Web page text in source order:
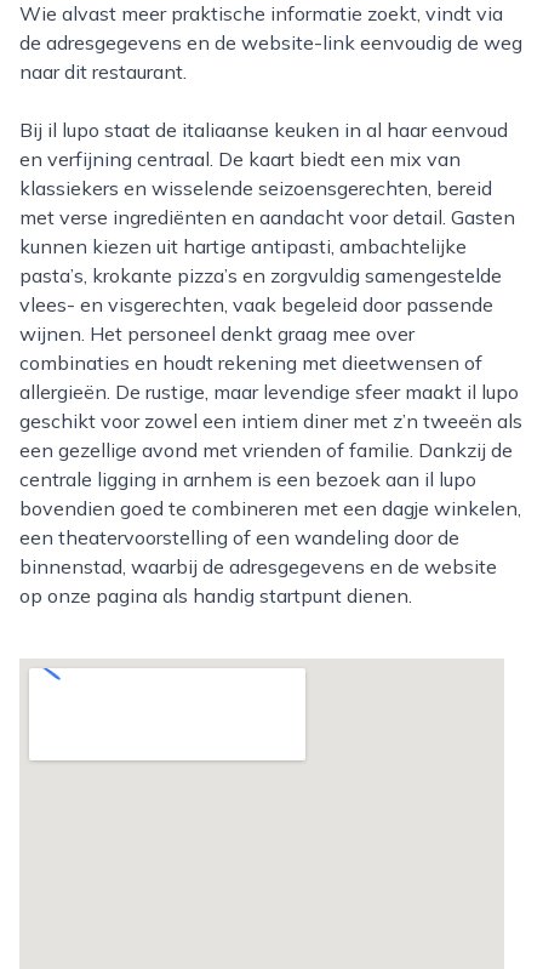
Wie alvast meer praktische informatie zoekt, vindt via
de adresgegevens en de website-link eenvoudig de weg
naar dit restaurant.
Bij il lupo staat de italiaanse keuken in al haar eenvoud
en verfijning centraal. De kaart biedt een mix van
klassiekers en wisselende seizoensgerechten, bereid
met verse ingrediënten en aandacht voor detail. Gasten
kunnen kiezen uit hartige antipasti, ambachtelijke
pasta’s, krokante pizza’s en zorgvuldig samengestelde
vlees- en visgerechten, vaak begeleid door passende
wijnen. Het personeel denkt graag mee over
combinaties en houdt rekening met dieetwensen of
allergieën. De rustige, maar levendige sfeer maakt il lupo
geschikt voor zowel een intiem diner met z’n tweeën als
een gezellige avond met vrienden of familie. Dankzij de
centrale ligging in arnhem is een bezoek aan il lupo
bovendien goed te combineren met een dagje winkelen,
een theatervoorstelling of een wandeling door de
binnenstad, waarbij de adresgegevens en de website
op onze pagina als handig startpunt dienen.